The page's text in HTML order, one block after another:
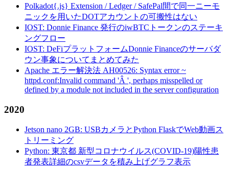
Polkadot{.js} Extension / Ledger / SafePal間で同一ニーモ
ニックを用いたDOTアカウントの可搬性はない
IOST: Donnie Finance 発行のiwBTCトークンのステーキ
ングフロー
IOST: DeFiプラットフォームDonnie Financeのサーバダ
ウン事象についてまとめてみた
Apache エラー解決法 AH00526: Syntax error ~
httpd.conf:Invalid command 'Â ', perhaps misspelled or
defined by a module not included in the server configuration
2020
Jetson nano 2GB: USBカメラとPython FlaskでWeb動画ス
トリーミング
Python: 東京都 新型コロナウイルス(COVID-19)陽性患
者発表詳細のcsvデータを積み上げグラフ表示